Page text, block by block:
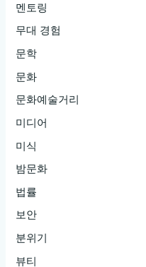
멘토링
무대 경험
문학
문화
문화예술거리
미디어
미식
밤문화
법률
보안
분위기
뷰티